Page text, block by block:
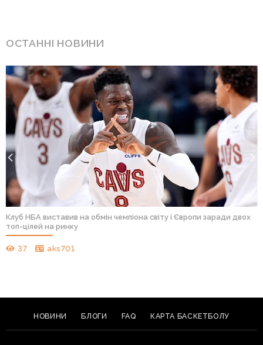
ОСТАННІ НОВИНИ
Клуб НБА виставив на обмін чемпіона світу і Європи заради двох
топ-цілей на ринку
37 aks701
НОВИНИ БЛОГИ FAQ КАРТА БАСКЕТБОЛУ